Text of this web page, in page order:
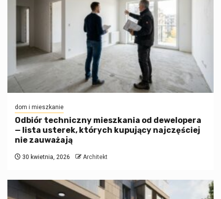
dom i mieszkanie
Odbiór techniczny mieszkania od dewelopera
— lista usterek, których kupujący najczęściej
nie zauważają
30 kwietnia, 2026 Architekt